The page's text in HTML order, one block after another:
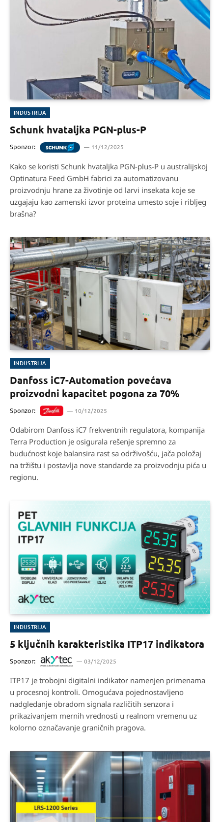
INDUSTRIJA
Schunk hvataljka PGN-plus-P
Sponzor: 11/12/2025
Kako se koristi Schunk hvataljka PGN-plus-P u australijskoj
Optinatura Feed GmbH fabrici za automatizovanu
proizvodnju hrane za životinje od larvi insekata koje se
uzgajaju kao zamenski izvor proteina umesto soje i ribljeg
brašna?
INDUSTRIJA
Danfoss iC7-Automation povećava
proizvodni kapacitet pogona za 70%
Sponzor: 10/12/2025
Odabirom Danfoss iC7 frekventnih regulatora, kompanija
Terra Production je osigurala rešenje spremno za
budućnost koje balansira rast sa održivošću, jača položaj
na tržištu i postavlja nove standarde za proizvodnju pića u
regionu.
INDUSTRIJA
5 ključnih karakteristika ITP17 indikatora
Sponzor: 03/12/2025
ITP17 je trobojni digitalni indikator namenjen primenama
u procesnoj kontroli. Omogućava pojednostavljeno
nadgledanje obradom signala različitih senzora i
prikazivanjem mernih vrednosti u realnom vremenu uz
kolorno označavanje graničnih pragova.